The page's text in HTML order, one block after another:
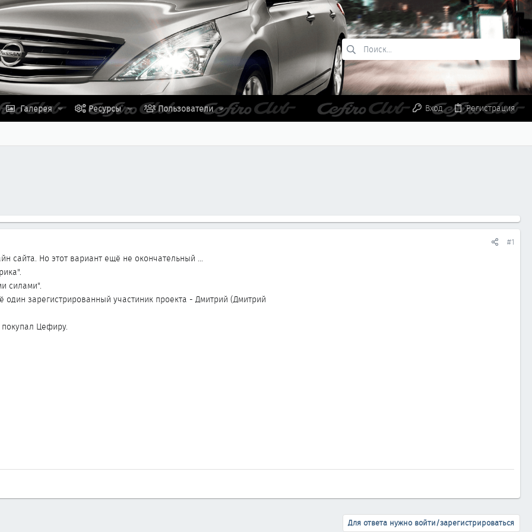
Галерея Ресурсы Пользователи Вход Регистрация
#1
сайта. Но этот вариант ещё не окончательный ...
силами".
зарегистрированный участиник проекта - Дмитрий (Дмитрий
покупал Цефиру.
Для ответа нужно войти/зарегистрироваться